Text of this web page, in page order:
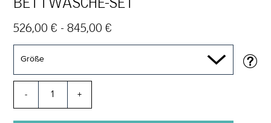
BETTWÄSCHE-SET
526,00 € - 845,00 €
Größe
- +